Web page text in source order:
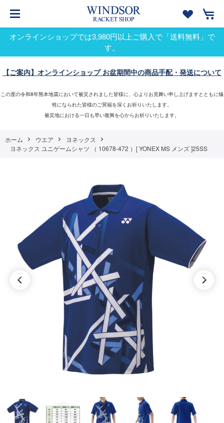
オンラインショップでは3,980円以上ご購入で「送料無料」で
す。
【ご案内】オンラインショップ お盆期間中の商品手配・発送について
この度の令和8年熊本地震において被災されました皆様に、心よりお見舞い申し上げますとともに犠
牲になられた皆様のご冥福を深くお祈りいたします。
被災地における一日も早い復興を心からお祈りいたします。
ホーム ウエア
ヨネックス
ヨネックス ユニゲームシャツ （ 10678-472 ）[ YONEX MS メンズ ]25SS